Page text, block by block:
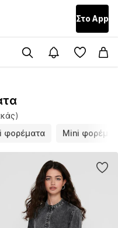
Στο Αpp
φορέματα Mini